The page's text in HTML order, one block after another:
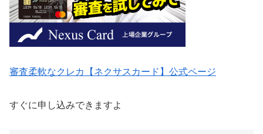
審査柔軟なクレカ【ネクサスカード】公式ページ
すぐに申し込みできますよ